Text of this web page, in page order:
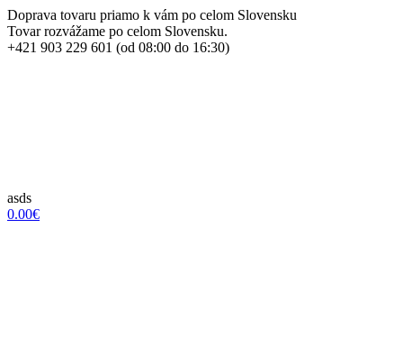
Doprava tovaru priamo k vám po celom Slovensku
Tovar rozvážame po celom Slovensku.
+421 903 229 601 (od 08:00 do 16:30)
asds
0.00€